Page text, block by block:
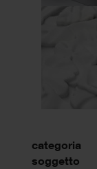
categoria
soggetto